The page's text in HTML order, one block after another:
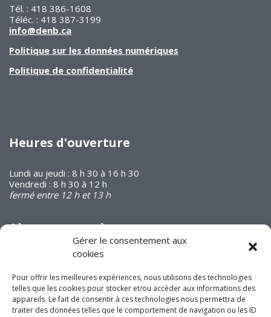
Gérer le consentement aux
cookies
Pour offrir les meilleures expériences, nous utilisons des technologies
telles que les cookies pour stocker et/ou accéder aux informations des
appareils. Le fait de consentir à ces technologies nous permettra de
traiter des données telles que le comportement de navigation ou les ID
Tél. : 418 386-1608
Téléc. : 418 387-3199
info@denb.ca
Politique sur les données numériques
Politique de confidentialité
Heures d'ouverture
Lundi au jeudi : 8 h 30 à 16 h 30
Vendredi : 8 h 30 à 12 h
fermé entre 12 h et 13 h
Abonnez-vous à
notre infolettre